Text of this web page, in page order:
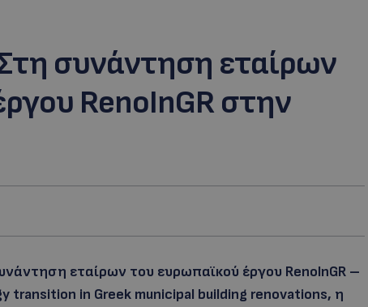
συνάντηση εταίρων
RenoInGR στην
εταίρων του ευρωπαϊκού έργου RenoInGR –
transition in Greek municipal building renovations, η